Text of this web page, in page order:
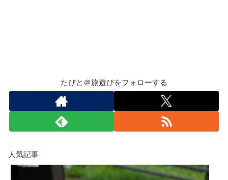
たびと＠旅遊びをフォローする
人気記事